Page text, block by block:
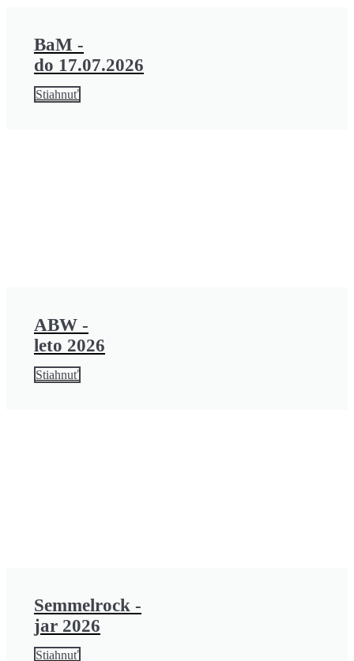
BaM -
do 17.07.2026
Stiahnuť
ABW -
leto 2026
Stiahnuť
Semmelrock -
jar 2026
Stiahnuť